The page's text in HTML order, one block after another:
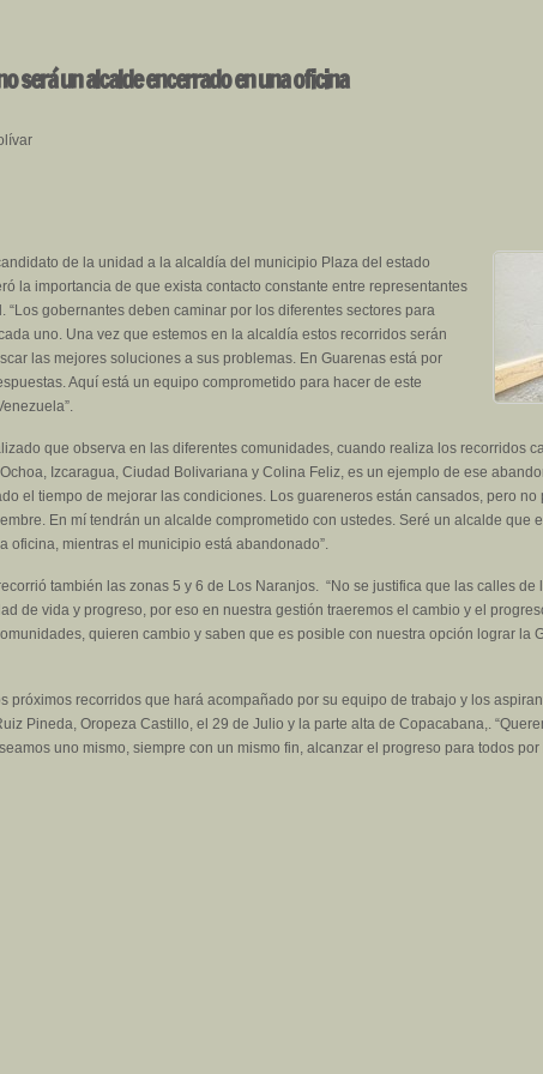
será un alcalde encerrado en una oficina
de la unidad a la alcaldía del municipio Plaza del estado
la importancia de que exista contacto constante entre representantes
gobernantes deben caminar por los diferentes sectores para
uno. Una vez que estemos en la alcaldía estos recorridos serán
las mejores soluciones a sus problemas. En Guarenas está por
Aquí está un equipo comprometido para hacer de este
que observa en las diferentes comunidades, cuando realiza los recorridos
Izcaragua, Ciudad Bolivariana y Colina Feliz, es un ejemplo de ese
el tiempo de mejorar las condiciones. Los guareneros están cansados, pero
En mí tendrán un alcalde comprometido con ustedes. Seré un alcalde que
oficina, mientras el municipio está abandonado”.
también las zonas 5 y 6 de Los Naranjos. “No se justifica que las calles
de vida y progreso, por eso en nuestra gestión traeremos el cambio y el
quieren cambio y saben que es posible con nuestra opción lograr la
próximos recorridos que hará acompañado por su equipo de trabajo y los
Pineda, Oropeza Castillo, el 29 de Julio y la parte alta de Copacabana,.
uno mismo, siempre con un mismo fin, alcanzar el progreso para todos por